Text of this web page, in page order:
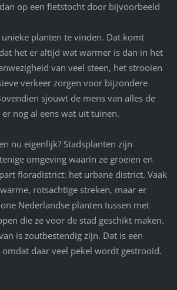
op een fietstocht door bijvoorbeeld
planten te vinden. Dat komt
het er altijd wat warmer is dan in het
van veel steen, het strooien
verkeer zorgen voor bijzondere
sjouwt de mens van alles de
nog al eens wat uit tuinen.
nu eigenlijk? Stadsplanten zijn
omgeving waarin ze groeien en
floradistrict: het urbane district. Vaak
rotsachtige streken, maar er
Nederlandse planten tussen met
die ze voor de stad geschikt maken.
is zoutbestendig zijn. Dat is een
daar veel pekel wordt gestrooid.